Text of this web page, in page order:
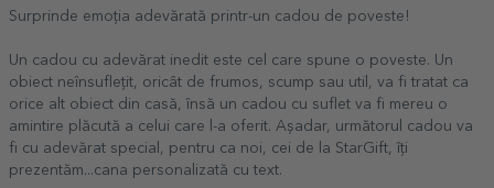
Surprinde emoția adevărată printr-un cadou de poveste!
Un cadou cu adevărat inedit este cel care spune o poveste. Un
obiect neînsuflețit, oricât de frumos, scump sau util, va fi tratat ca
orice alt obiect din casă, însă un cadou cu suflet va fi mereu o
amintire plăcută a celui care l-a oferit. Așadar, următorul cadou va
fi cu adevărat special, pentru ca noi, cei de la StarGift, îți
prezentăm...cana personalizată cu text.